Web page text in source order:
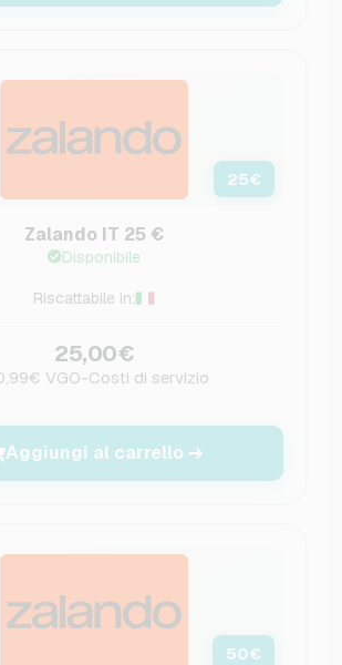
25€
Zalando IT 25 €
Disponibile
Riscattabile in:
25,00€
VGO-Costi di servizio
Aggiungi al carrello
50€